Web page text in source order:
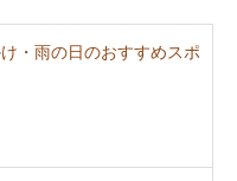
・雨の日のおすすめスポ